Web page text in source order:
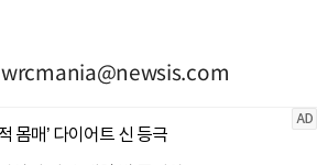
wrcmania@newsis.com